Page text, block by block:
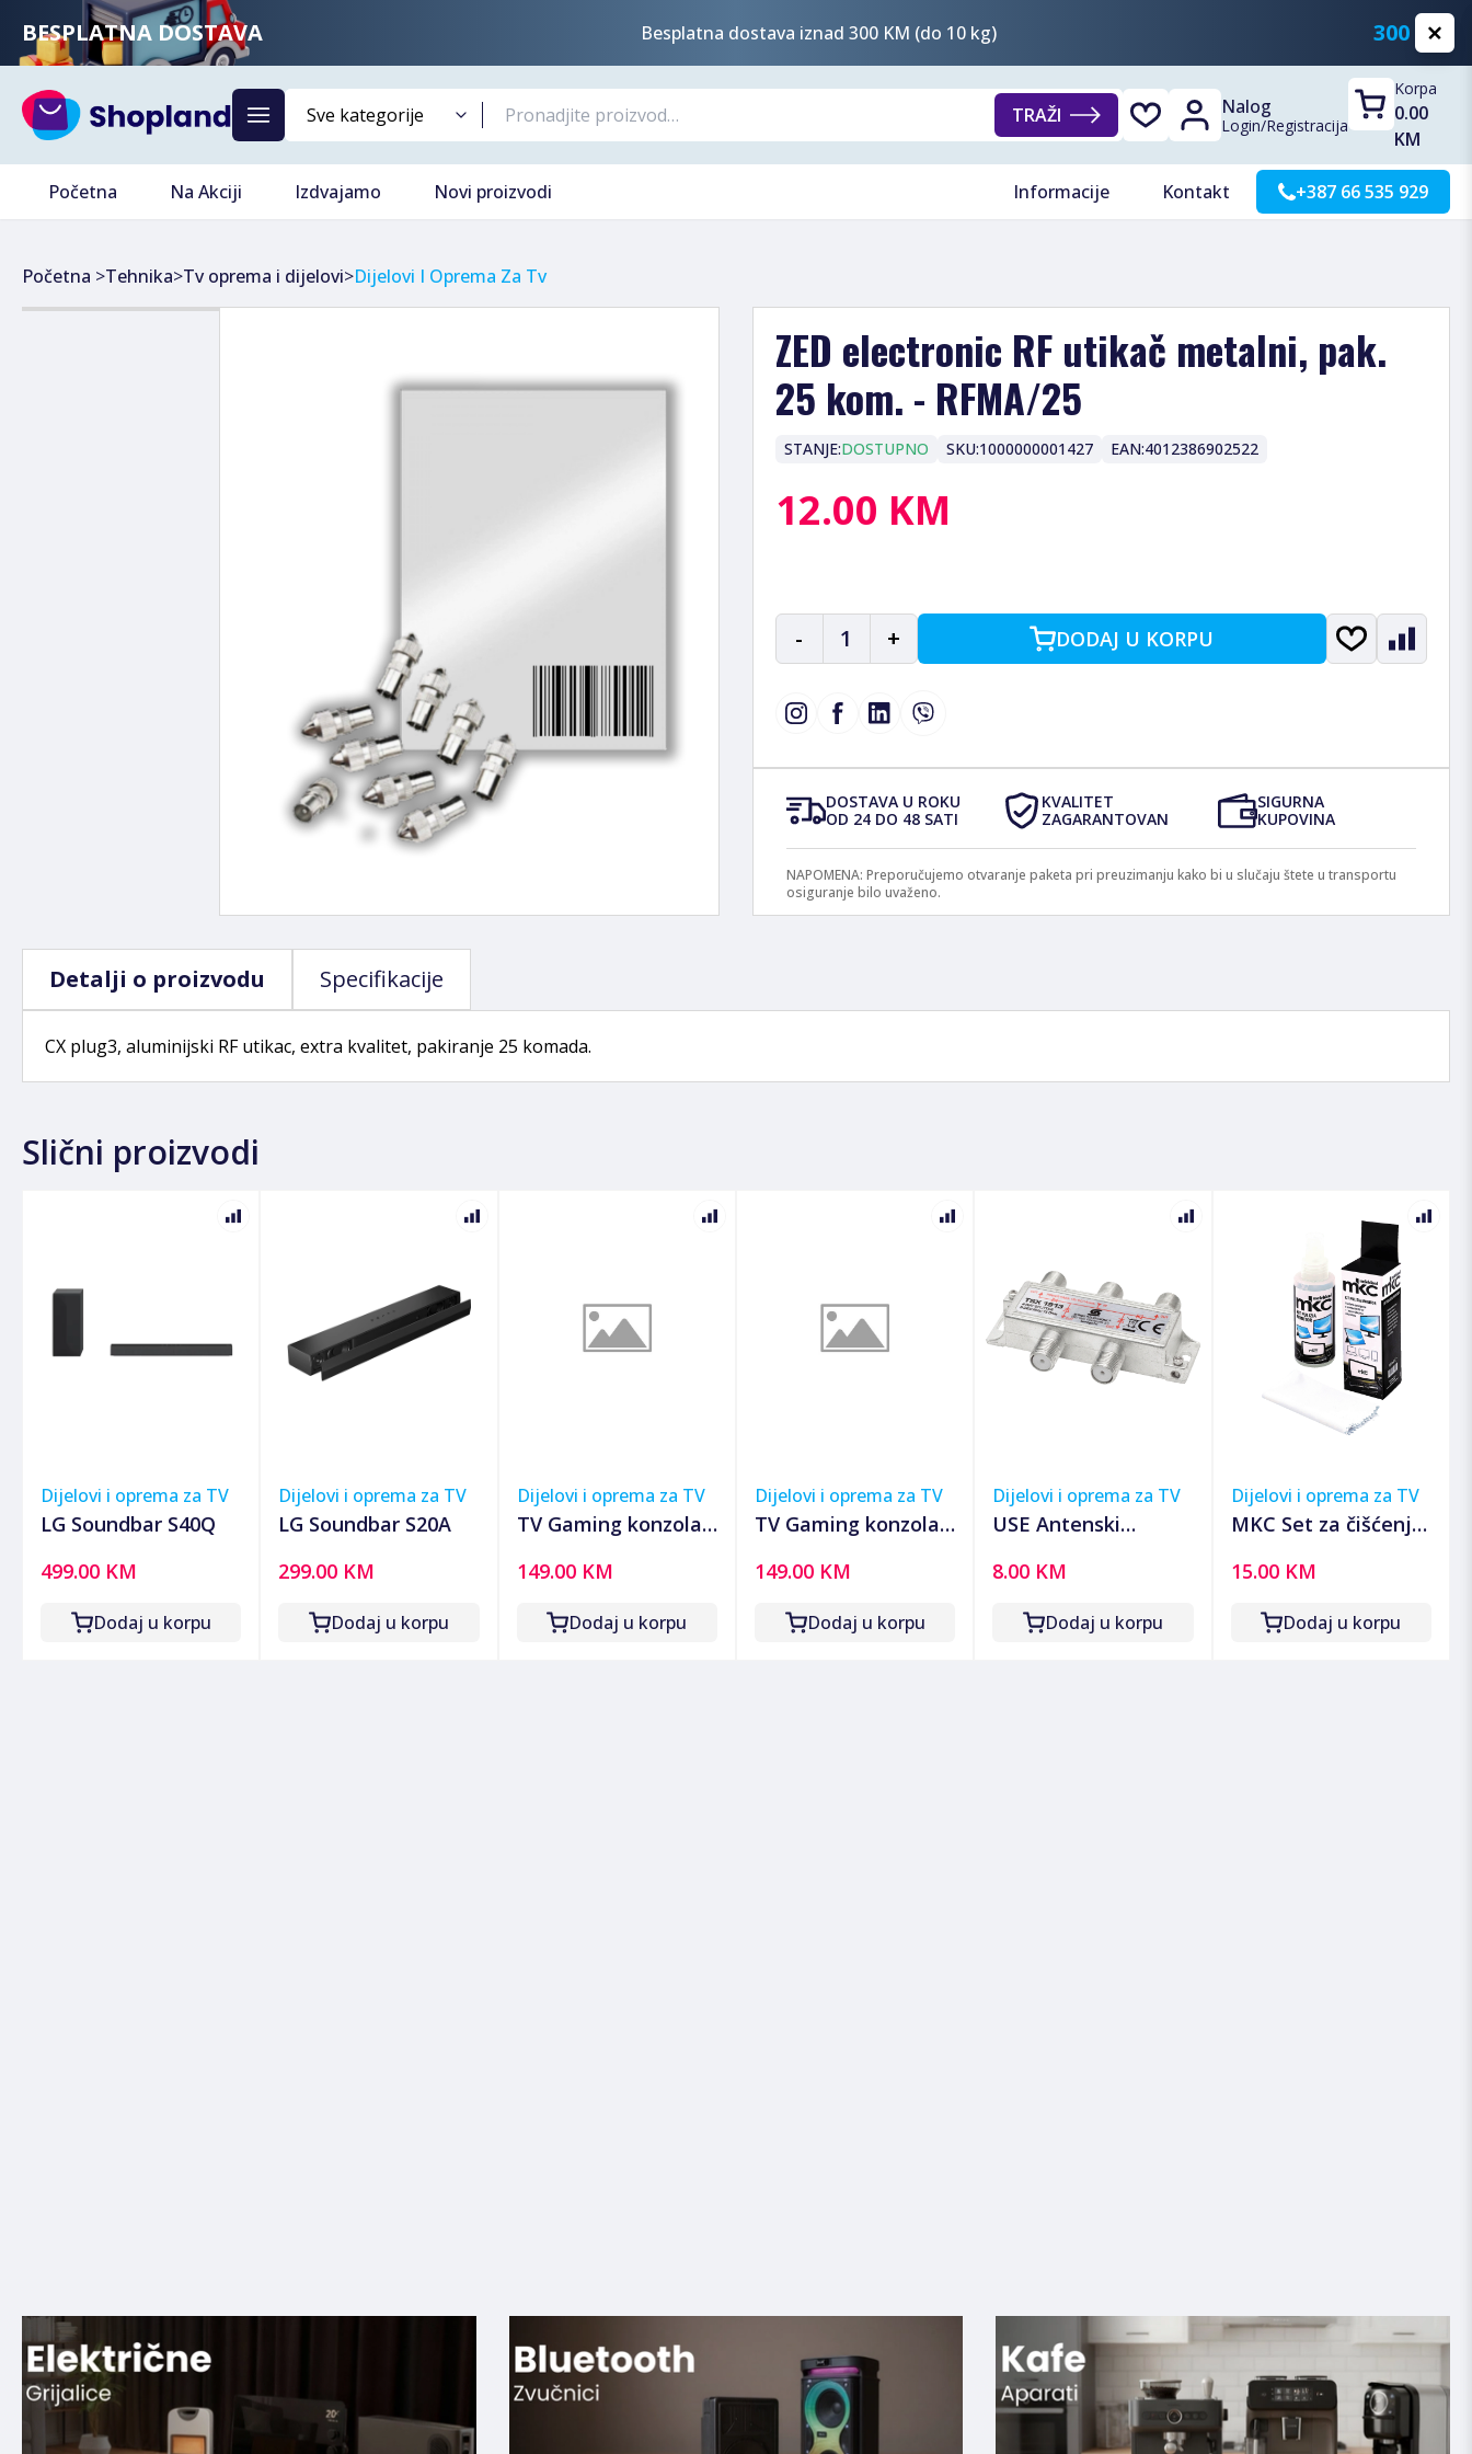
BESPLATNA DOSTAVA Besplatna dostava iznad 300 KM (do 10 kg) 300 KM
TRAŽI Nalog
Login/Registracija
Korpa
0.00
KM
Početna Na Akciji Izdvajamo Novi proizvodi Informacije Kontakt +387 66 535 929
Početna >Tehnika>Tv oprema i dijelovi>Dijelovi I Oprema Za Tv
ZED electronic RF utikač metalni, pak.
25 kom. - RFMA/25
STANJE:DOSTUPNO SKU:1000000001427 EAN:4012386902522
12.00 KM
- 1 + DODAJ U KORPU
DOSTAVA U ROKU
OD 24 DO 48 SATI
KVALITET
ZAGARANTOVAN
SIGURNA
KUPOVINA
NAPOMENA: Preporučujemo otvaranje paketa pri preuzimanju kako bi u slučaju štete u transportu
osiguranje bilo uvaženo.
Detalji o proizvodu Specifikacije
CX plug3, aluminijski RF utikac, extra kvalitet, pakiranje 25 komada.
Slični proizvodi
Dijelovi i oprema za TV
LG Soundbar S40Q
499.00 KM
Dodaj u korpu
Dijelovi i oprema za TV
LG Soundbar S20A
299.00 KM
Dodaj u korpu
Dijelovi i oprema za TV
TV Gaming konzola
screen
149.00 KM
Dodaj u korpu
Dijelovi i oprema za TV
TV Gaming konzola
149.00 KM
Dodaj u korpu
Dijelovi i oprema za TV
USE Antenski
izlaza, 5-2400 MHz -
TSX 1913
8.00 KM
Dodaj u korpu
Dijelovi i oprema za TV
MKC Set za čišćenje
Kit V01052
15.00 KM
Dodaj u korpu